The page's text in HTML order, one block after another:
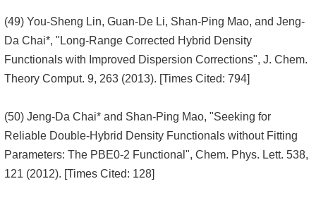
(49) You-Sheng Lin, Guan-De Li, Shan-Ping Mao, and Jeng-
Da Chai*, "Long-Range Corrected Hybrid Density
Functionals with Improved Dispersion Corrections", J. Chem.
Theory Comput. 9, 263 (2013). [Times Cited: 794]
(50) Jeng-Da Chai* and Shan-Ping Mao, "Seeking for
Reliable Double-Hybrid Density Functionals without Fitting
Parameters: The PBE0-2 Functional", Chem. Phys. Lett. 538,
121 (2012). [Times Cited: 128]